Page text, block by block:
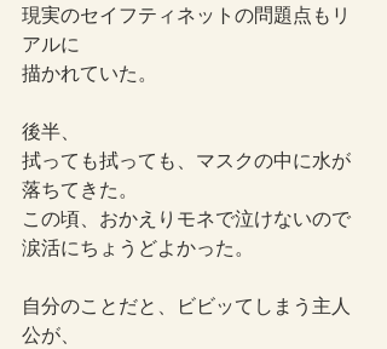
現実のセイフティネットの問題点もリ
アルに
描かれていた。
後半、
拭っても拭っても、マスクの中に水が
落ちてきた。
この頃、おかえりモネで泣けないので
涙活にちょうどよかった。
自分のことだと、ビビッてしまう主人
公が、